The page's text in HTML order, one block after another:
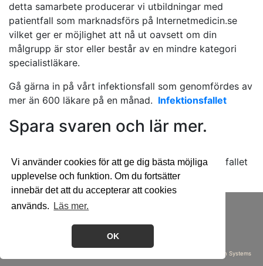
Vi använder cookies för att ge dig bästa möjliga
upplevelse och funktion. Om du fortsätter
innebär det att du accepterar att cookies
används.
Läs mer.
OK
detta samarbete producerar vi utbildningar med
patientfall som marknadsförs på Internetmedicin.se
vilket ger er möjlighet att nå ut oavsett om din
målgrupp är stor eller består av en mindre kategori
specialistläkare.
Gå gärna in på vårt infektionsfall som genomfördes av
mer än 600 läkare på en månad. Infektionsfallet
Spara svaren och lär mer.
möjlighet att se vilka kategorier som genomfört fallet
och hur de svarat.
Sajtkarta
070-387 75 53
Perlin Systems